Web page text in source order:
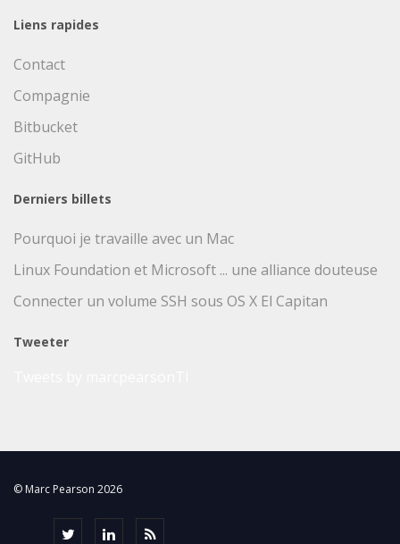
Liens rapides
Contact
Compagnie
Bitbucket
GitHub
Derniers billets
Pourquoi je travaille avec un Mac
Linux Foundation et Microsoft ... une alliance douteuse
Connecter un volume SSH sous OS X El Capitan
Tweeter
© Marc Pearson 2026